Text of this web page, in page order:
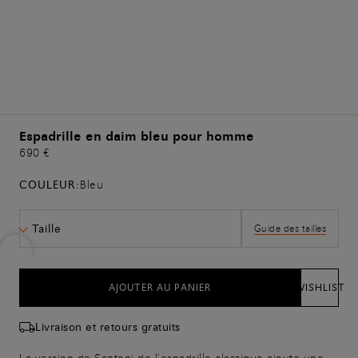
Espadrille en daim bleu pour homme
690 €
COULEUR:Bleu
Taille Guide des tailles
AJOUTER AU PANIER WISHLIST
Livraison et retours gratuits